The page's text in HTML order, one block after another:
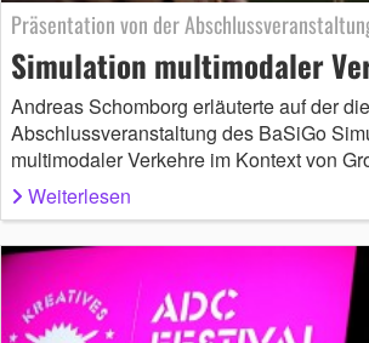
Präsentation von der
Simulation multimodaler
Andreas Schomborg erläuterte auf der
Abschlussveranstaltung des BaSiGo
multimodaler Verkehre im Kontext von
Weiterlesen